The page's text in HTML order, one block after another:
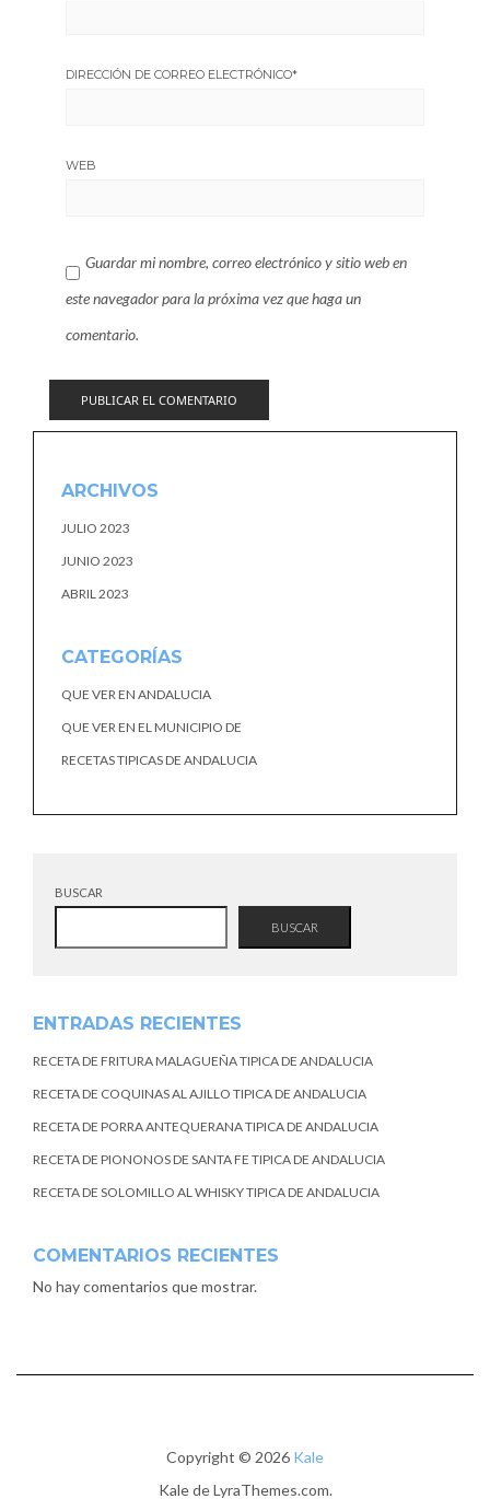
DIRECCIÓN DE CORREO ELECTRÓNICO*
WEB
Guardar mi nombre, correo electrónico y sitio web en
este navegador para la próxima vez que haga un
comentario.
ARCHIVOS
JULIO 2023
JUNIO 2023
ABRIL 2023
CATEGORÍAS
QUE VER EN ANDALUCIA
QUE VER EN EL MUNICIPIO DE
RECETAS TIPICAS DE ANDALUCIA
BUSCAR
BUSCAR
ENTRADAS RECIENTES
RECETA DE FRITURA MALAGUEÑA TIPICA DE ANDALUCIA
RECETA DE COQUINAS AL AJILLO TIPICA DE ANDALUCIA
RECETA DE PORRA ANTEQUERANA TIPICA DE ANDALUCIA
RECETA DE PIONONOS DE SANTA FE TIPICA DE ANDALUCIA
RECETA DE SOLOMILLO AL WHISKY TIPICA DE ANDALUCIA
COMENTARIOS RECIENTES
No hay comentarios que mostrar.
Copyright © 2026 Kale
Kalede LyraThemes.com.